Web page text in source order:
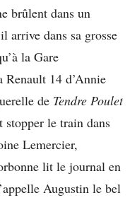
brûlent dans un
arrive dans sa grosse
la Gare
Renault 14 d’Annie
de Tendre Poulet
le train dans
Lemercier,
lit le journal en
Augustin le bel